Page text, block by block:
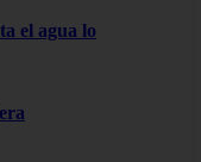
el agua lo